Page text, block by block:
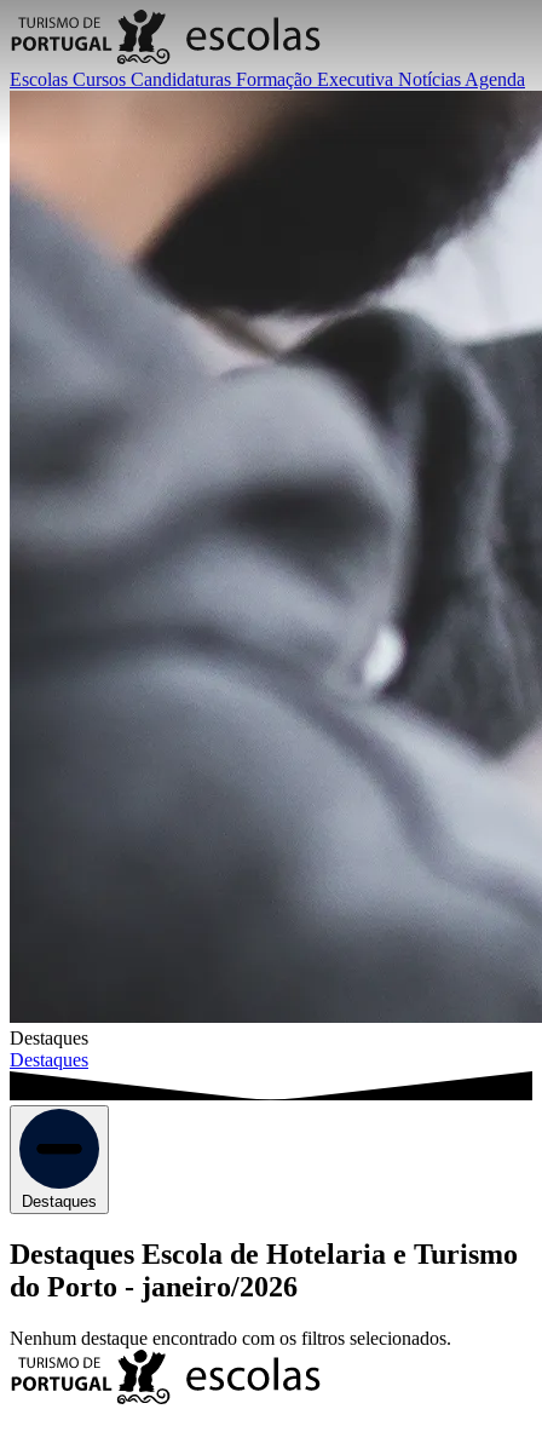
Escolas Cursos Candidaturas Formação Executiva Notícias Agenda
Destaques
Destaques
Destaques
Destaques Escola de Hotelaria e Turismo
do Porto - janeiro/2026
Nenhum destaque encontrado com os filtros selecionados.